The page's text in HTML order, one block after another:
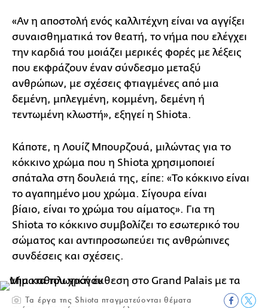
«Αν η αποστολή ενός καλλιτέχνη είναι να αγγίξει
συναισθηματικά τον θεατή, το νήμα που ελέγχει
την καρδιά του μοιάζει μερικές φορές με λέξεις
που εκφράζουν έναν σύνδεσμο μεταξύ
ανθρώπων, με σχέσεις φτιαγμένες από μια
δεμένη, μπλεγμένη, κομμένη, δεμένη ή
τεντωμένη κλωστή», εξηγεί η Shiota.
Κάποτε, η Λουίζ Μπουρζουά, μιλώντας για το
κόκκινο χρώμα που η Shiota χρησιμοποιεί
σπάταλα στη δουλειά της, είπε: «Το κόκκινο είναι
το αγαπημένο μου χρώμα. Σίγουρα είναι
βίαιο, είναι το χρώμα του αίματος». Για τη
Shiota το κόκκινο συμβολίζει το εσωτερικό του
σώματος και αντιπροσωπεύει τις ανθρώπινες
συνδέσεις και σχέσεις.
Τα έργα της Shiota πταγματεύονται θέματα